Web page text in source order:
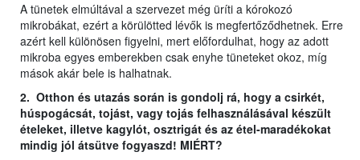
A tünetek elmúltával a szervezet még üríti a kórokozó
mikrobákat, ezért a körülötted lévők is megfertőződhetnek. Erre
azért kell különösen figyelni, mert előfordulhat, hogy az adott
mikroba egyes emberekben csak enyhe tüneteket okoz, míg
mások akár bele is halhatnak.
2. Otthon és utazás során is gondolj rá, hogy a csirkét,
húspogácsát, tojást, vagy tojás felhasználásával készült
ételeket, illetve kagylót, osztrigát és az étel-maradékokat
mindig jól átsütve fogyaszd! MIÉRT?